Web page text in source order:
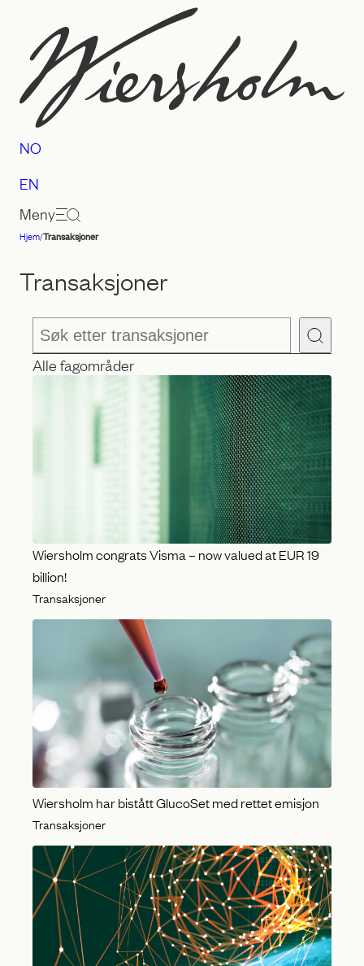
innhold
Advokatfirmaet
Wiersholm
NO
EN
Meny
Hjem/Transaksjoner
Transaksjoner
S
ø
A
f
o
m
r
e
r
Wiersholm congrats Visma – now valued at EUR 19
billion!
Transaksjoner
Wiersholm har bistått GlucoSet med rettet emisjon
Transaksjoner